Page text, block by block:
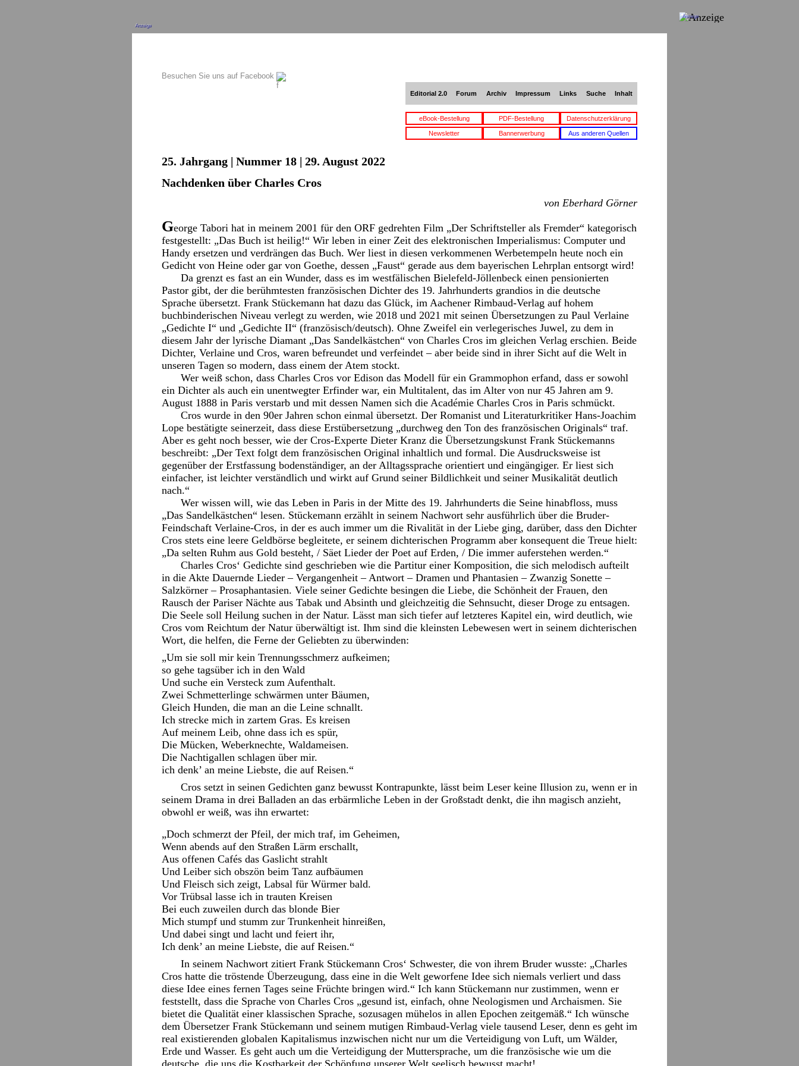
Anzeige
Besuchen Sie uns auf Facebook
Editorial 2.0 Forum Archiv Impressum Links Suche Inhalt
eBook-Bestellung PDF-Bestellung Datenschutzerklärung
Newsletter Bannerwerbung Aus anderen Quellen
25. Jahrgang | Nummer 18 | 29. August 2022
Nachdenken über Charles Cros
von Eberhard Görner
George Tabori hat in meinem 2001 für den ORF gedrehten Film „Der Schriftsteller als Fremder“ kategorisch
festgestellt: „Das Buch ist heilig!“ Wir leben in einer Zeit des elektronischen Imperialismus: Computer und
Handy ersetzen und verdrängen das Buch. Wer liest in diesen verkommenen Werbetempeln heute noch ein
Gedicht von Heine oder gar von Goethe, dessen „Faust“ gerade aus dem bayerischen Lehrplan entsorgt wird!
Da grenzt es fast an ein Wunder, dass es im westfälischen Bielefeld-Jöllenbeck einen pensionierten
Pastor gibt, der die berühmtesten französischen Dichter des 19. Jahrhunderts grandios in die deutsche
Sprache übersetzt. Frank Stückemann hat dazu das Glück, im Aachener Rimbaud-Verlag auf hohem
buchbinderischen Niveau verlegt zu werden, wie 2018 und 2021 mit seinen Übersetzungen zu Paul Verlaine
„Gedichte I“ und „Gedichte II“ (französisch/deutsch). Ohne Zweifel ein verlegerisches Juwel, zu dem in
diesem Jahr der lyrische Diamant „Das Sandelkästchen“ von Charles Cros im gleichen Verlag erschien. Beide
Dichter, Verlaine und Cros, waren befreundet und verfeindet – aber beide sind in ihrer Sicht auf die Welt in
unseren Tagen so modern, dass einem der Atem stockt.
Wer weiß schon, dass Charles Cros vor Edison das Modell für ein Grammophon erfand, dass er sowohl
ein Dichter als auch ein unentwegter Erfinder war, ein Multitalent, das im Alter von nur 45 Jahren am 9.
August 1888 in Paris verstarb und mit dessen Namen sich die Académie Charles Cros in Paris schmückt.
Cros wurde in den 90er Jahren schon einmal übersetzt. Der Romanist und Literaturkritiker Hans-Joachim
Lope bestätigte seinerzeit, dass diese Erstübersetzung „durchweg den Ton des französischen Originals“ traf.
Aber es geht noch besser, wie der Cros-Experte Dieter Kranz die Übersetzungskunst Frank Stückemanns
beschreibt: „Der Text folgt dem französischen Original inhaltlich und formal. Die Ausdrucksweise ist
gegenüber der Erstfassung bodenständiger, an der Alltagssprache orientiert und eingängiger. Er liest sich
einfacher, ist leichter verständlich und wirkt auf Grund seiner Bildlichkeit und seiner Musikalität deutlich
nach.“
Wer wissen will, wie das Leben in Paris in der Mitte des 19. Jahrhunderts die Seine hinabfloss, muss
„Das Sandelkästchen“ lesen. Stückemann erzählt in seinem Nachwort sehr ausführlich über die Bruder-
Feindschaft Verlaine-Cros, in der es auch immer um die Rivalität in der Liebe ging, darüber, dass den Dichter
Cros stets eine leere Geldbörse begleitete, er seinem dichterischen Programm aber konsequent die Treue hielt:
„Da selten Ruhm aus Gold besteht, / Säet Lieder der Poet auf Erden, / Die immer auferstehen werden.“
Charles Cros‘ Gedichte sind geschrieben wie die Partitur einer Komposition, die sich melodisch aufteilt
in die Akte Dauernde Lieder – Vergangenheit – Antwort – Dramen und Phantasien – Zwanzig Sonette –
Salzkörner – Prosaphantasien. Viele seiner Gedichte besingen die Liebe, die Schönheit der Frauen, den
Rausch der Pariser Nächte aus Tabak und Absinth und gleichzeitig die Sehnsucht, dieser Droge zu entsagen.
Die Seele soll Heilung suchen in der Natur. Lässt man sich tiefer auf letzteres Kapitel ein, wird deutlich, wie
Cros vom Reichtum der Natur überwältigt ist. Ihm sind die kleinsten Lebewesen wert in seinem dichterischen
Wort, die helfen, die Ferne der Geliebten zu überwinden:
„Um sie soll mir kein Trennungsschmerz aufkeimen;
so gehe tagsüber ich in den Wald
Und suche ein Versteck zum Aufenthalt.
Zwei Schmetterlinge schwärmen unter Bäumen,
Gleich Hunden, die man an die Leine schnallt.
Ich strecke mich in zartem Gras. Es kreisen
Auf meinem Leib, ohne dass ich es spür,
Die Mücken, Weberknechte, Waldameisen.
Die Nachtigallen schlagen über mir.
ich denk’ an meine Liebste, die auf Reisen.“
Cros setzt in seinen Gedichten ganz bewusst Kontrapunkte, lässt beim Leser keine Illusion zu, wenn er in
seinem Drama in drei Balladen an das erbärmliche Leben in der Großstadt denkt, die ihn magisch anzieht,
obwohl er weiß, was ihn erwartet:
„Doch schmerzt der Pfeil, der mich traf, im Geheimen,
Wenn abends auf den Straßen Lärm erschallt,
Aus offenen Cafés das Gaslicht strahlt
Und Leiber sich obszön beim Tanz aufbäumen
Und Fleisch sich zeigt, Labsal für Würmer bald.
Vor Trübsal lasse ich in trauten Kreisen
Bei euch zuweilen durch das blonde Bier
Mich stumpf und stumm zur Trunkenheit hinreißen,
Und dabei singt und lacht und feiert ihr,
Ich denk’ an meine Liebste, die auf Reisen.“
In seinem Nachwort zitiert Frank Stückemann Cros‘ Schwester, die von ihrem Bruder wusste: „Charles
Cros hatte die tröstende Überzeugung, dass eine in die Welt geworfene Idee sich niemals verliert und dass
diese Idee eines fernen Tages seine Früchte bringen wird.“ Ich kann Stückemann nur zustimmen, wenn er
feststellt, dass die Sprache von Charles Cros „gesund ist, einfach, ohne Neologismen und Archaismen. Sie
bietet die Qualität einer klassischen Sprache, sozusagen mühelos in allen Epochen zeitgemäß.“ Ich wünsche
dem Übersetzer Frank Stückemann und seinem mutigen Rimbaud-Verlag viele tausend Leser, denn es geht im
real existierenden globalen Kapitalismus inzwischen nicht nur um die Verteidigung von Luft, um Wälder,
Erde und Wasser. Es geht auch um die Verteidigung der Muttersprache, um die französische wie um die
deutsche, die uns die Kostbarkeit der Schöpfung unserer Welt seelisch bewusst macht!
Anzeige